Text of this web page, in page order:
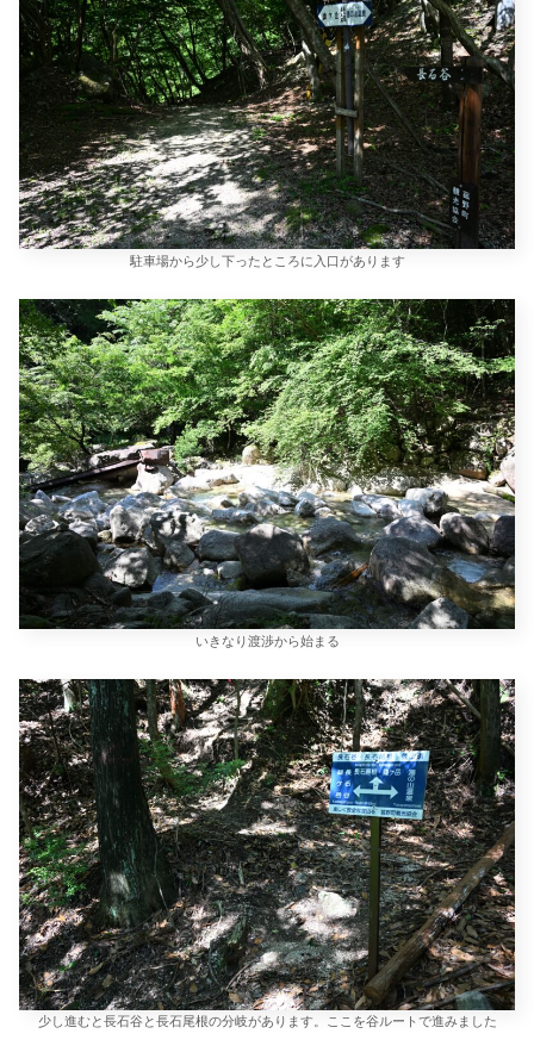
駐車場から少し下ったところに入口があります
いきなり渡渉から始まる
少し進むと長石谷と長石尾根の分岐があります。ここを谷ルートで進みました